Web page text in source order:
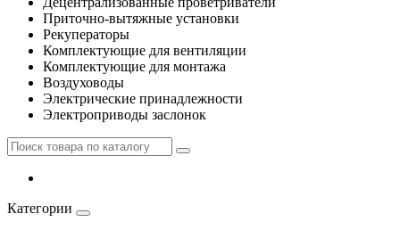
Приточно-вытяжные установки
Рекуператоры
Комплектующие для вентиляции
Комплектующие для монтажа
Воздуховоды
Электрические принадлежности
Электроприводы заслонок
Категории